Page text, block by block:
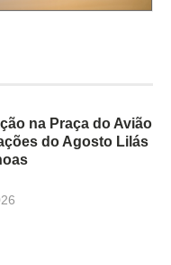
na Praça do Avião
do Agosto Lilás